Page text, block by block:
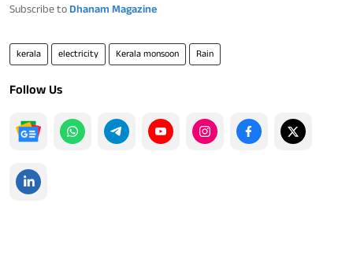
Subscribe to Dhanam Magazine
kerala electricity Kerala monsoon Rain
Follow Us